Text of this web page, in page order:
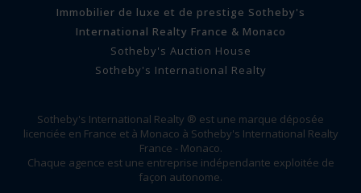
Immobilier de luxe et de prestige Sotheby's
International Realty France & Monaco
Sotheby's Auction House
Sotheby's International Realty
Sotheby's International Realty ® est une marque déposée
licenciée en France et à Monaco à Sotheby's International Realty
France - Monaco.
Chaque agence est une entreprise indépendante exploitée de
façon autonome.